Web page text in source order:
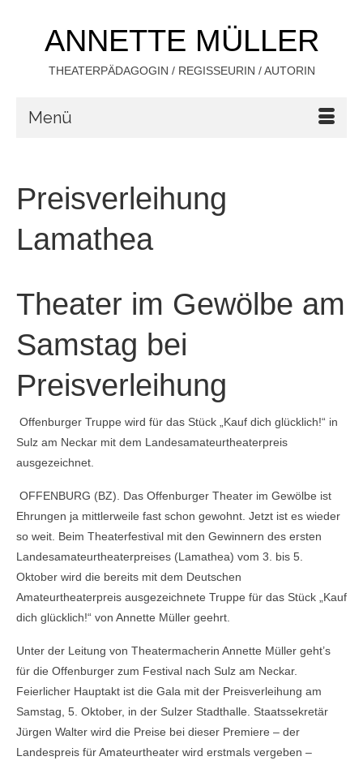
ANNETTE MÜLLER
THEATERPÄDAGOGIN / REGISSEURIN / AUTORIN
Menü
Preisverleihung
Lamathea
Theater im Gewölbe am
Samstag bei
Preisverleihung
Offenburger Truppe wird für das Stück „Kauf dich glücklich!“ in
Sulz am Neckar mit dem Landesamateurtheaterpreis
ausgezeichnet.
OFFENBURG (BZ).
Das Offenburger Theater im Gewölbe ist
Ehrungen ja mittlerweile fast schon gewohnt. Jetzt ist es wieder
so weit. Beim Theaterfestival mit den Gewinnern des ersten
Landesamateurtheaterpreises (Lamathea) vom 3. bis 5.
Oktober wird die bereits mit dem Deutschen
Amateurtheaterpreis ausgezeichnete Truppe für das Stück „Kauf
dich glücklich!“ von Annette Müller geehrt.
Unter der Leitung von Theatermacherin Annette Müller geht’s
für die Offenburger zum Festival nach Sulz am Neckar.
Feierlicher Hauptakt ist die Gala mit der Preisverleihung am
Samstag, 5. Oktober, in der Sulzer Stadthalle. Staatssekretär
Jürgen Walter wird die Preise bei dieser Premiere – der
Landespreis für Amateurtheater wird erstmals vergeben –